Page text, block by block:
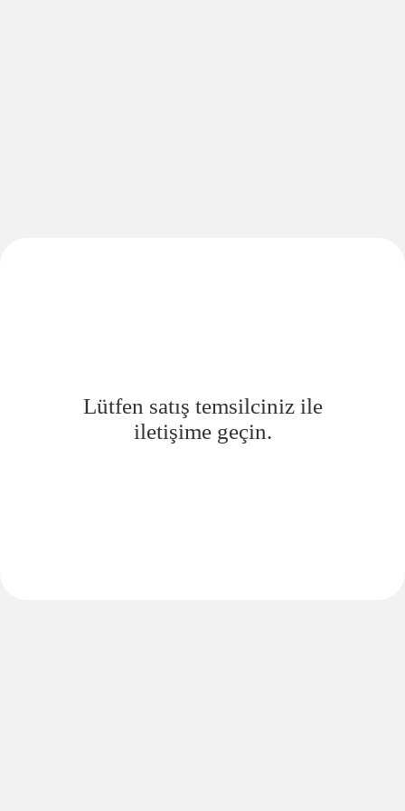
Lütfen satış temsilciniz ile
iletişime geçin.